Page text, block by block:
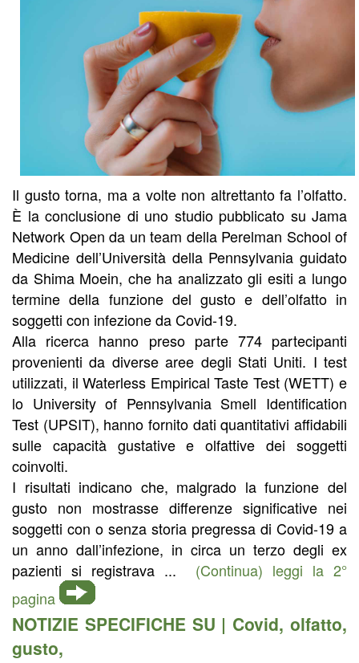
Il gusto torna, ma a volte non altrettanto fa l’olfatto.
È la conclusione di uno studio pubblicato su Jama
Network Open da un team della Perelman School of
Medicine dell’Università della Pennsylvania guidato
da Shima Moein, che ha analizzato gli esiti a lungo
termine della funzione del gusto e dell’olfatto in
soggetti con infezione da Covid-19.
Alla ricerca hanno preso parte 774 partecipanti
provenienti da diverse aree degli Stati Uniti. I test
utilizzati, il Waterless Empirical Taste Test (WETT) e
lo University of Pennsylvania Smell Identification
Test (UPSIT), hanno fornito dati quantitativi affidabili
sulle capacità gustative e olfattive dei soggetti
coinvolti.
I risultati indicano che, malgrado la funzione del
gusto non mostrasse differenze significative nei
soggetti con o senza storia pregressa di Covid-19 a
un anno dall’infezione, in circa un terzo degli ex
pazienti si registrava ... (Continua) leggi la 2°
pagina
NOTIZIE SPECIFICHE SU | Covid,olfatto,
gusto,